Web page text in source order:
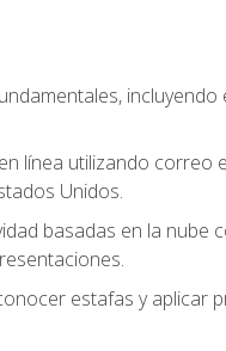
línea utilizando
Unidos.
basadas en la
estafas y